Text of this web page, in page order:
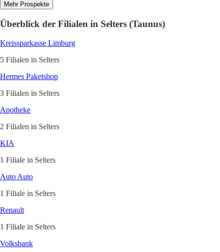
Mehr Prospekte
Überblick der Filialen in Selters (Taunus)
Kreissparkasse Limburg
5 Filialen in Selters
Hermes Paketshop
3 Filialen in Selters
Apotheke
2 Filialen in Selters
KIA
1 Filiale in Selters
Auto Auto
1 Filiale in Selters
Renault
1 Filiale in Selters
Volksbank